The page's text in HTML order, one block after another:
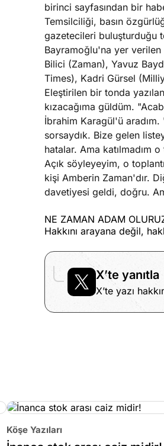
birinci sayfasından bir
Temsilciliği, basın
gazetecileri buluşturduğu
Bayramoğlu'na yer
Bilici (Zaman), Yavuz
Times), Kadri Gürsel
Eleştirilen bir tonda
kızacağıma güldüm.
İbrahim Karagül'ü
sorsaydık. Bize gelen
hatalar. Ama katılmadım
Açık söyleyeyim, o
kişi Amberin Zaman'dır.
davetiyesi geldi, doğru.
NE ZAMAN ADAM
Hakkını arayana değil,
X’te yanıtla
X’te yazı
Köşe Yazıları